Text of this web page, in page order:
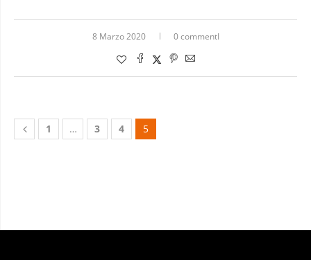
8 Marzo 2020 0 commentI
1 … 3 4 5